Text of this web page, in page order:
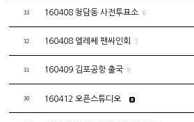
33 160408 청담동 사전투표소 6
32 160408 엘레쎄 팬싸인회 2
31 160409 김포공항 출국 9
30 160412 오픈스튜디오